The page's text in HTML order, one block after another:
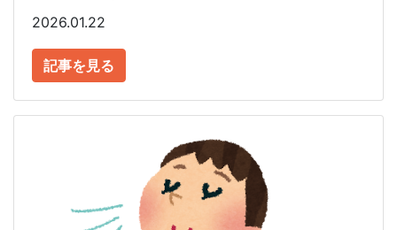
2026.01.22
記事を見る